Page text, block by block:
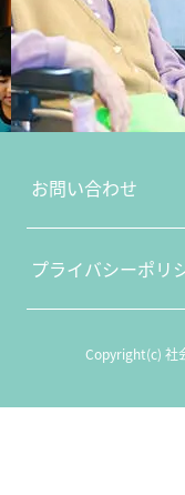
お問い合わせ
プライバシーポリ
Copyright(c) 社